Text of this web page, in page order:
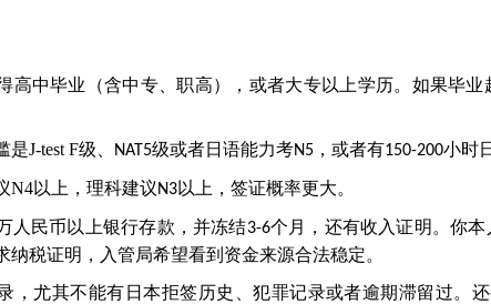
高中毕业（含中专、职高），或者大专以上学历。如果毕业
是J-test F级、 NAT5级或者日语能力考N5 ，或者有150-200小时
N4以上，理科建议N3以上，签证概率更大。
人民币以上银行存款，并冻结3-6个月，还有收入证明。你
纳税证明，入管局希望看到资金来源合法稳定。
，尤其不能有日本拒签历史、犯罪记录或者逾期滞留过。